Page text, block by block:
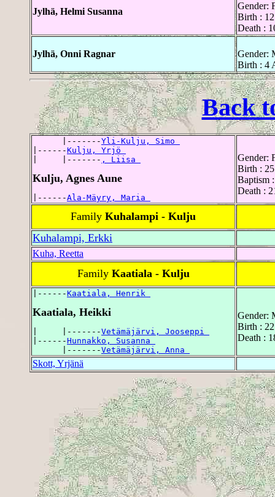
Jylhä, Helmi Susanna
Gender:
Birth :
Death :
Jylhä, Onni Ragnar
Gender:
Birth : 4
Back
      |-------
Yli-Kulju, Simo
|------Kulju, Yrjö
|     |------- , Liisa
Kulju, Agnes Aune
|------Ala-Mäyry, Maria
Gender:
Birth :
Baptism
Death :
Family Kuhalampi - Kulju
Kuhalampi, Erkki
Kuha, Reetta
Family Kaatiala - Kulju
|------Kaatiala, Henrik
Kaatiala, Heikki
|     |-------Vetämäjärvi, Jooseppi
|------Hunnakko, Susanna
      |-------
Vetämäjärvi, Anna
Gender:
Birth :
Death :
Skott, Yrjänä